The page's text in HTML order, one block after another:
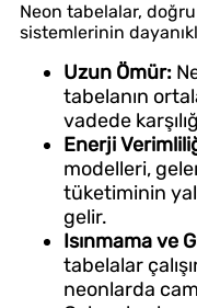
Neon tabelalar,
sistemlerinin
Uzun Ömür:
tabelanın
vadede
Enerji
modelleri,
tüketiminin
gelir.
Isınmama ve
tabelalar
neonlarda